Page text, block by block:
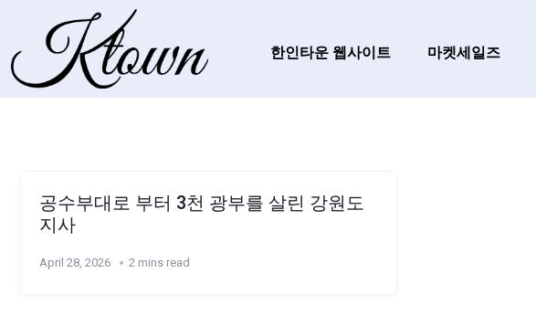
한인타운 웹사이트 마켓세일즈
공수부대로 부터 3천 광부를 살린 강원도
지사
April 28, 2026 2 mins read